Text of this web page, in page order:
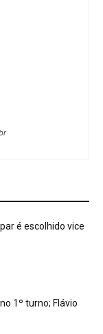
é escolhido vice
1º turno; Flávio